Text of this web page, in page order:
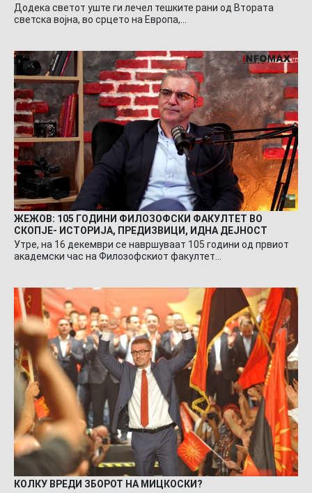
Додека светот уште ги лечел тешките рани од Втората
светска војна, во срцето на Европа,…
ЖЕЖОВ: 105 ГОДИНИ ФИЛОЗОФСКИ ФАКУЛТЕТ ВО
СКОПЈЕ- ИСТОРИЈА, ПРЕДИЗВИЦИ, ИДНА ДЕЈНОСТ
Утре, на 16 декември се навршуваат 105 години од првиот
академски час на Филозофскиот факултет…
КОЛКУ ВРЕДИ ЗБОРОТ НА МИЦКОСКИ?